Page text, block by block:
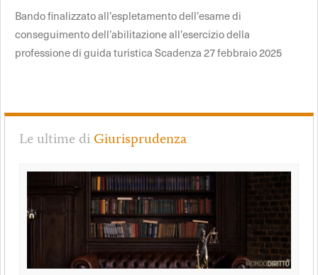
Bando finalizzato all’espletamento dell’esame di
conseguimento dell’abilitazione all’esercizio della
professione di guida turistica Scadenza 27 febbraio 2025
Le ultime diGiurisprudenza